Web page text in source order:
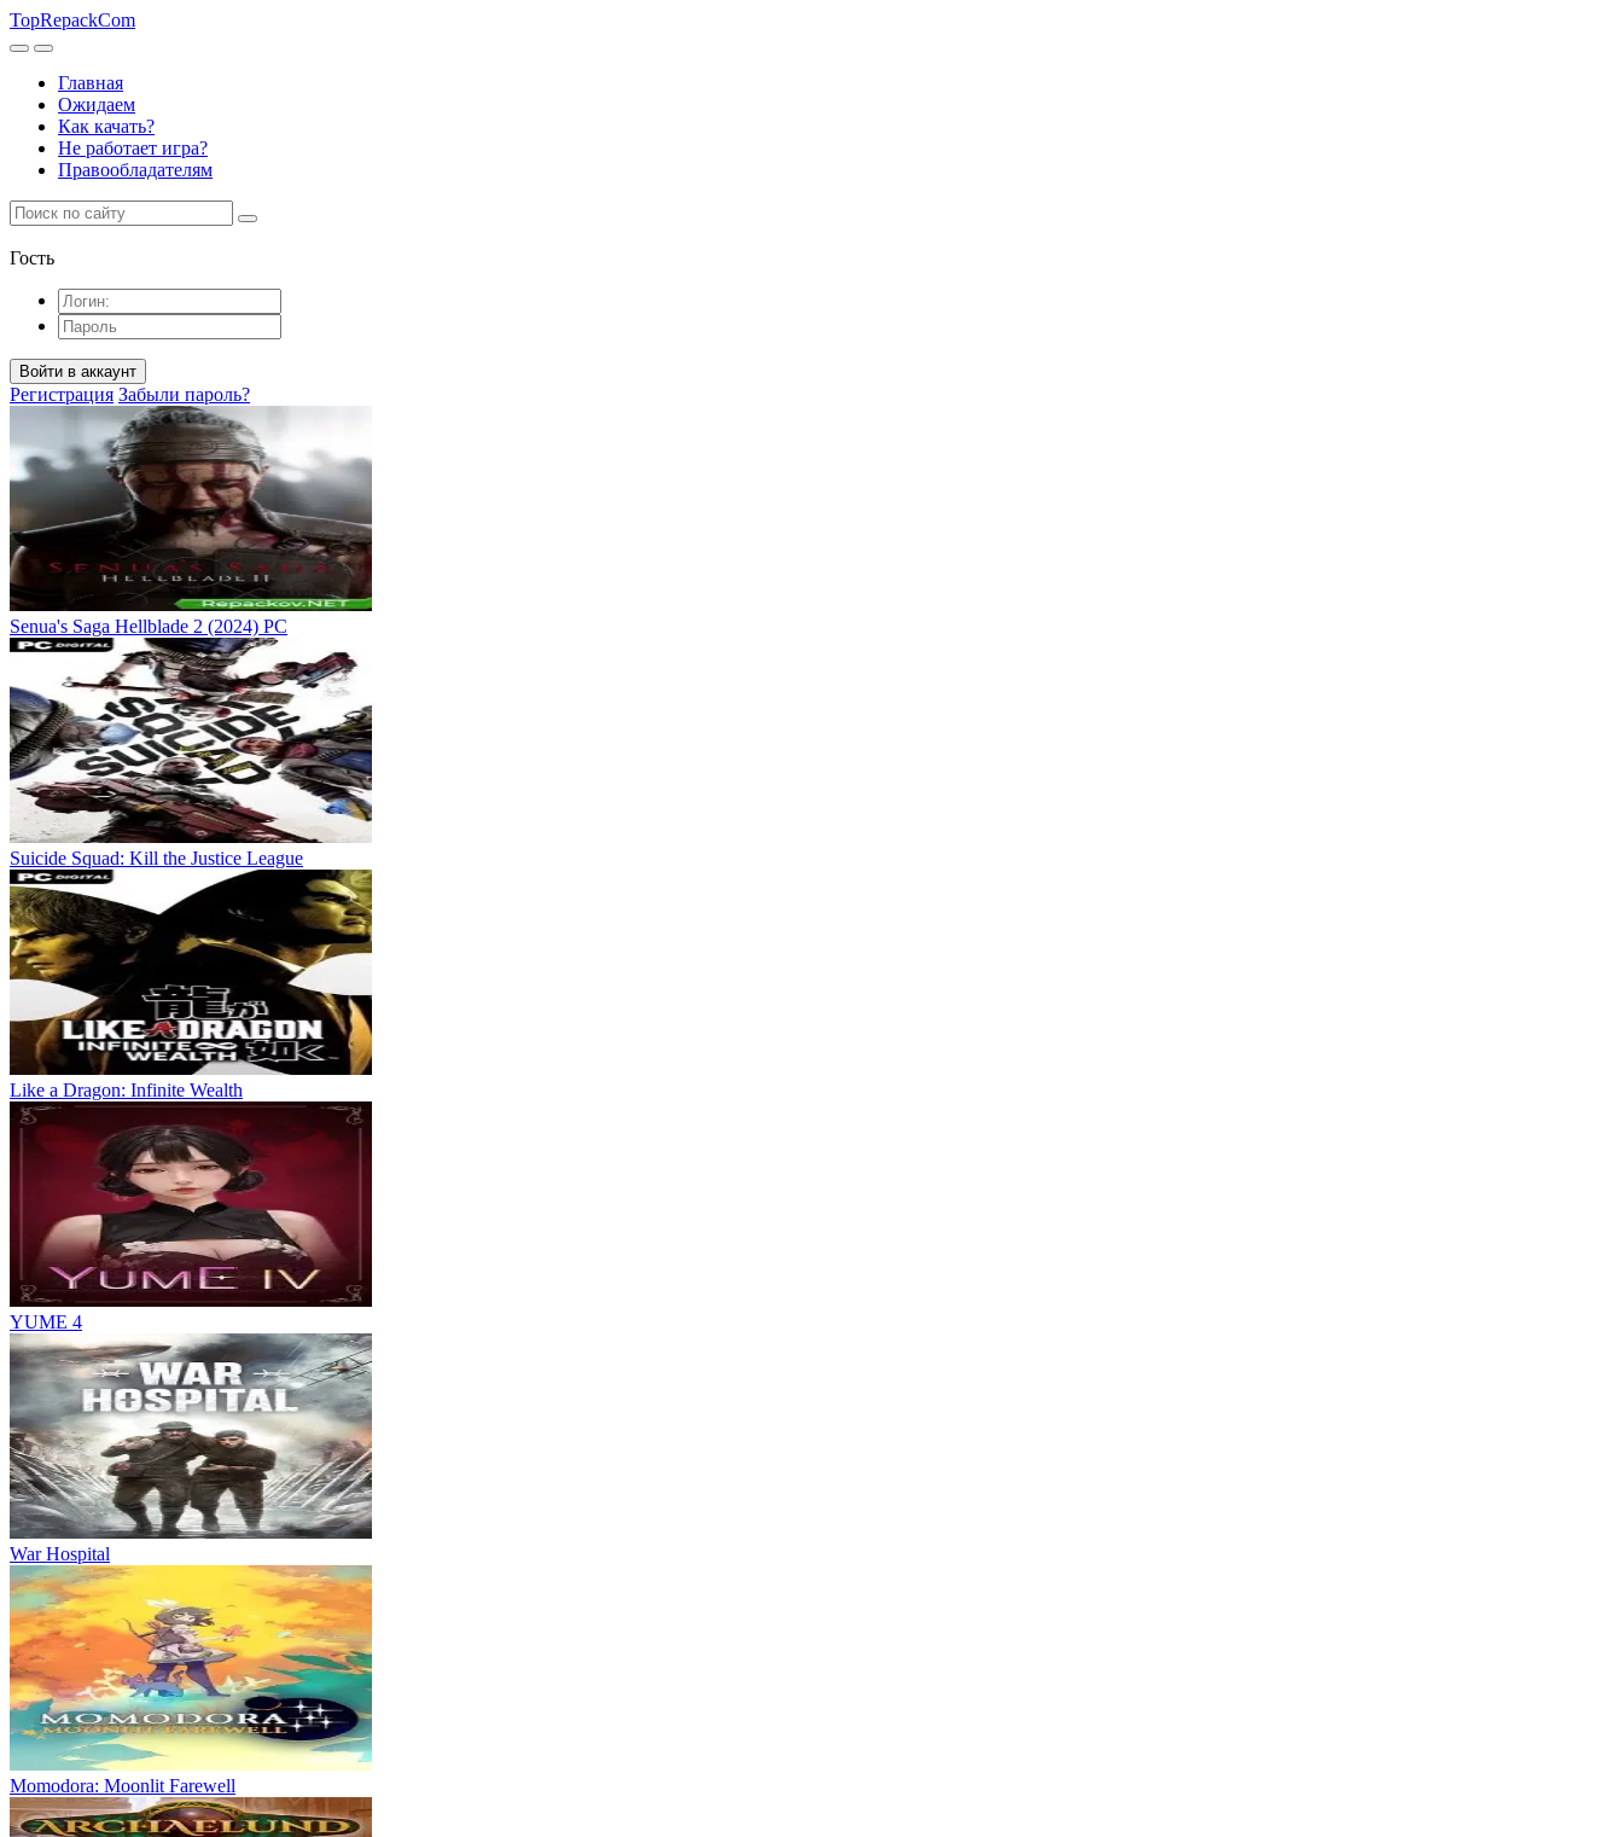
TopRepackCom
Главная
Ожидаем
Как качать?
Не работает игра?
Правообладателям
Гость
Войти в аккаунт
Регистрация Забыли пароль?
Senua's Saga Hellblade 2 (2024) PC
Suicide Squad: Kill the Justice League
Like a Dragon: Infinite Wealth
YUME 4
War Hospital
Momodora: Moonlit Farewell